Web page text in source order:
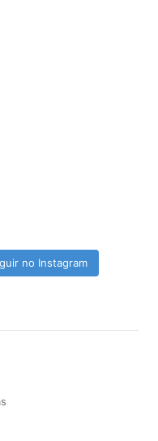
no Instagram